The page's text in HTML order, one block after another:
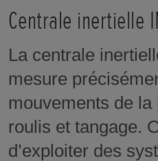
Centrale inertielle
La centrale
mesure
mouvements de la
roulis et tangage.
d’exploiter des